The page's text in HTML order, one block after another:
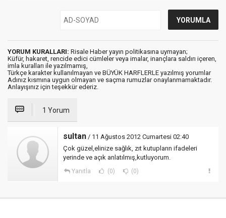
YORUM KURALLARI: Risale Haber yayın politikasına uymayan;
Küfür, hakaret, rencide edici cümleler veya imalar, inançlara saldırı içeren,
imla kuralları ile yazılmamış,
Türkçe karakter kullanılmayan ve BÜYÜK HARFLERLE yazılmış yorumlar
Adınız kısmına uygun olmayan ve saçma rumuzlar onaylanmamaktadır.
Anlayışınız için teşekkür ederiz.
1 Yorum
sultan / 11 Ağustos 2012 Cumartesi 02:40
Çok güzel,elinize sağlık, zıt kutupların ifadeleri
yerinde ve açık anlatılmış,kutluyorum.
Yanıtla (0) (0)